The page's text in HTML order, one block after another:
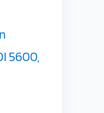
5600,